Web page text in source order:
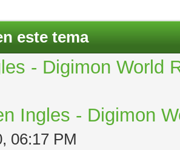
este tema
- Digimon World
Ingles - Digimon
06:17 PM